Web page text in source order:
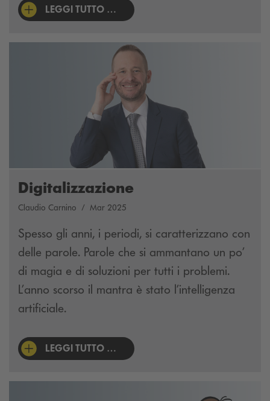
LEGGI TUTTO …
Digitalizzazione
Claudio Carnino Mar 2025
Spesso gli anni, i periodi, si caratterizzano con
delle parole. Parole che si ammantano un po’
di magia e di soluzioni per tutti i problemi.
L’anno scorso il mantra è stato l’intelligenza
artificiale.
LEGGI TUTTO …